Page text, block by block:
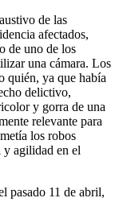
de las
afectados,
de uno de los
una cámara. Los
quién, ya que había
delictivo,
y gorra de una
relevante para
los robos
y agilidad en el
pasado 11 de abril,